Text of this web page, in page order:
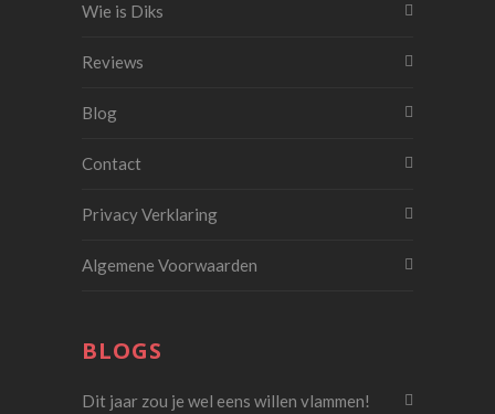
Wie is Diks
Reviews
Blog
Contact
Privacy Verklaring
Algemene Voorwaarden
BLOGS
Dit jaar zou je wel eens willen vlammen!